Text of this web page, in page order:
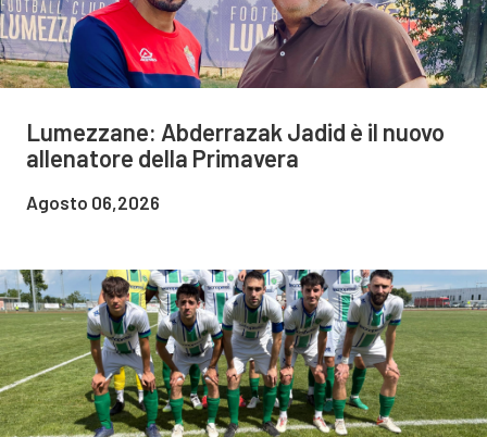
Lumezzane: Abderrazak Jadid è il nuovo
allenatore della Primavera
Agosto 06,2026